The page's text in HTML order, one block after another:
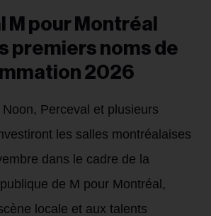
M pour Montréal
premiers noms de
2026
Perceval et plusieurs
les salles montréalaises
dans le cadre de la
de M pour Montréal,
locale et aux talents